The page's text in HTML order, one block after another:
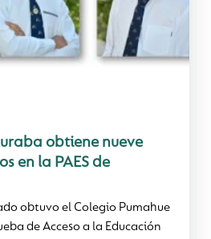
obtiene nueve
en la PAES de
obtuvo el Colegio Pumahue
de Acceso a la Educación